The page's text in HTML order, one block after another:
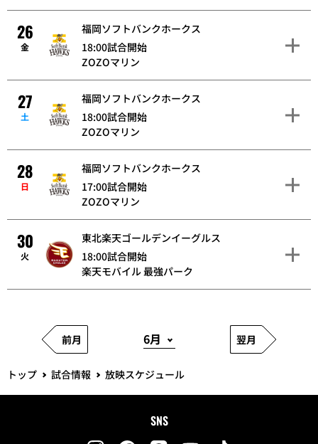
26
金
福岡ソフトバンクホークス
18:00試合開始
ZOZOマリン
27
土
福岡ソフトバンクホークス
18:00試合開始
ZOZOマリン
28
日
福岡ソフトバンクホークス
17:00試合開始
ZOZOマリン
30
火
東北楽天ゴールデンイーグルス
18:00試合開始
楽天モバイル 最強パーク
前月 翌月
トップ 試合情報 放映スケジュール
SNS